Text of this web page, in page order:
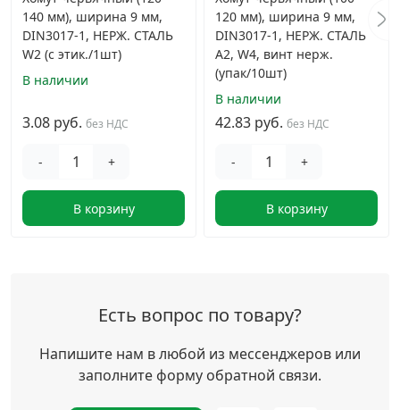
140 мм), ширина 9 мм,
DIN3017-1, НЕРЖ. СТАЛЬ
W2 (с этик./1шт)
В наличии
3.08 руб. без НДС
- +
В корзину
120 мм), ширина 9 мм,
DIN3017-1, НЕРЖ. СТАЛЬ
A2, W4, винт нерж.
(упак/10шт)
В наличии
42.83 руб. без НДС
- +
В корзину
Есть вопрос по товару?
Напишите нам в любой из мессенджеров или
заполните форму обратной связи.